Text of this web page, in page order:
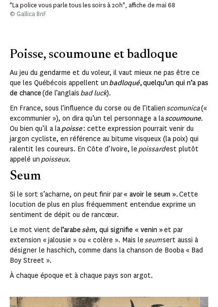
"La police vous parle tous les soirs à 20h", affiche de mai 68
© Gallica BnF
Poisse, scoumoune et badloque
Au jeu du gendarme et du voleur, il vaut mieux ne pas être ce
que les Québécois appellent un badloqué, quelqu’un qui n’a pas
de chance(de l’anglais bad luck).
En France, sous l’influence du corse ou de l’italien scomunica(«
excommunier »), on dira qu’un tel personnage a lascoumoune.
Ou bien qu’il a lapoisse: cette expression pourrait venir du
jargon cycliste, en référence au bitume visqueux (la poix) qui
ralentit les coureurs. En Côte d’Ivoire, le poissardest plutôt
appelé un poisseux.
Seum
Si le sort s’acharne, on peut finir par« avoir le seum ».Cette
locution de plus en plus fréquemment entendue exprime un
sentiment de dépit ou de rancœur.
Le mot vient del’arabe sèm, qui signifie « venin »et par
extension « jalousie » ou « colère ». Mais le seumsert aussi à
désigner le haschich, comme dans la chanson de Booba « Bad
Boy Street ».
À chaque époque et à chaque pays son argot.